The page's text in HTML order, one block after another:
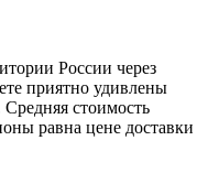
России через
приятно удивлены
Средняя стоимость
равна цене доставки